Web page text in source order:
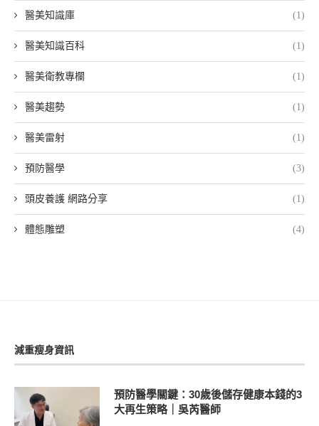
醫美知識庫 (1)
醫美知識百科 (1)
醫美衛教專欄 (1)
醫美趨勢 (1)
醫美雷射 (1)
預防醫學 (3)
頭皮養護 網路分享 (1)
體態雕塑 (4)
減重瘦身資訊
預防醫學關鍵：30歲後儲存健康本錢的3
大再生策略｜吳芮醫師